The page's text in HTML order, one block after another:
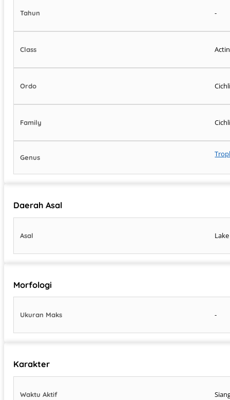
Tahun -
Class
Ordo
Family
Genus
Daerah Asal
Asal
Morfologi
Ukuran Maks -
Karakter
Waktu Aktif